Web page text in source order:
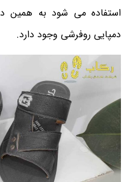
استفاده می شود به همین
دمپایی روفرشی وجود دارد.